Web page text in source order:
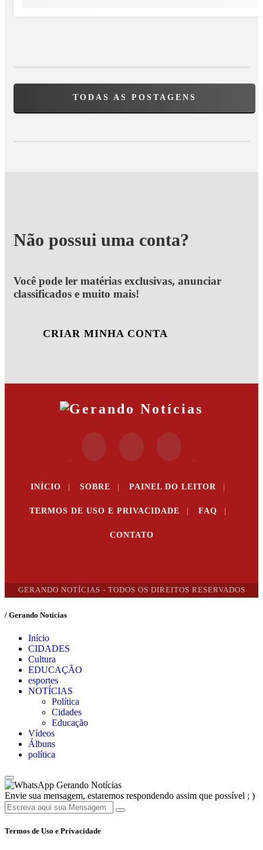
TODAS AS POSTAGENS
Não possui uma conta?
Você pode ler matérias exclusivas, anunciar
classificados e muito mais!
CRIAR MINHA CONTA
INÍCIO | SOBRE | PAINEL DO LEITOR |
TERMOS DE USO E PRIVACIDADE | FAQ |
CONTATO
GERANDO NOTÍCIAS - TODOS OS DIREITOS RESERVADOS
/ Gerando Notícias
Início
CIDADES
Cultura
EDUCAÇÃO
esportes
NOTÍCIAS
Política
Cidades
Educação
Vídeos
Álbuns
política
Gerando Notícias
Envie sua mensagem, estaremos respondendo assim que possível ; )
Termos de Uso e Privacidade